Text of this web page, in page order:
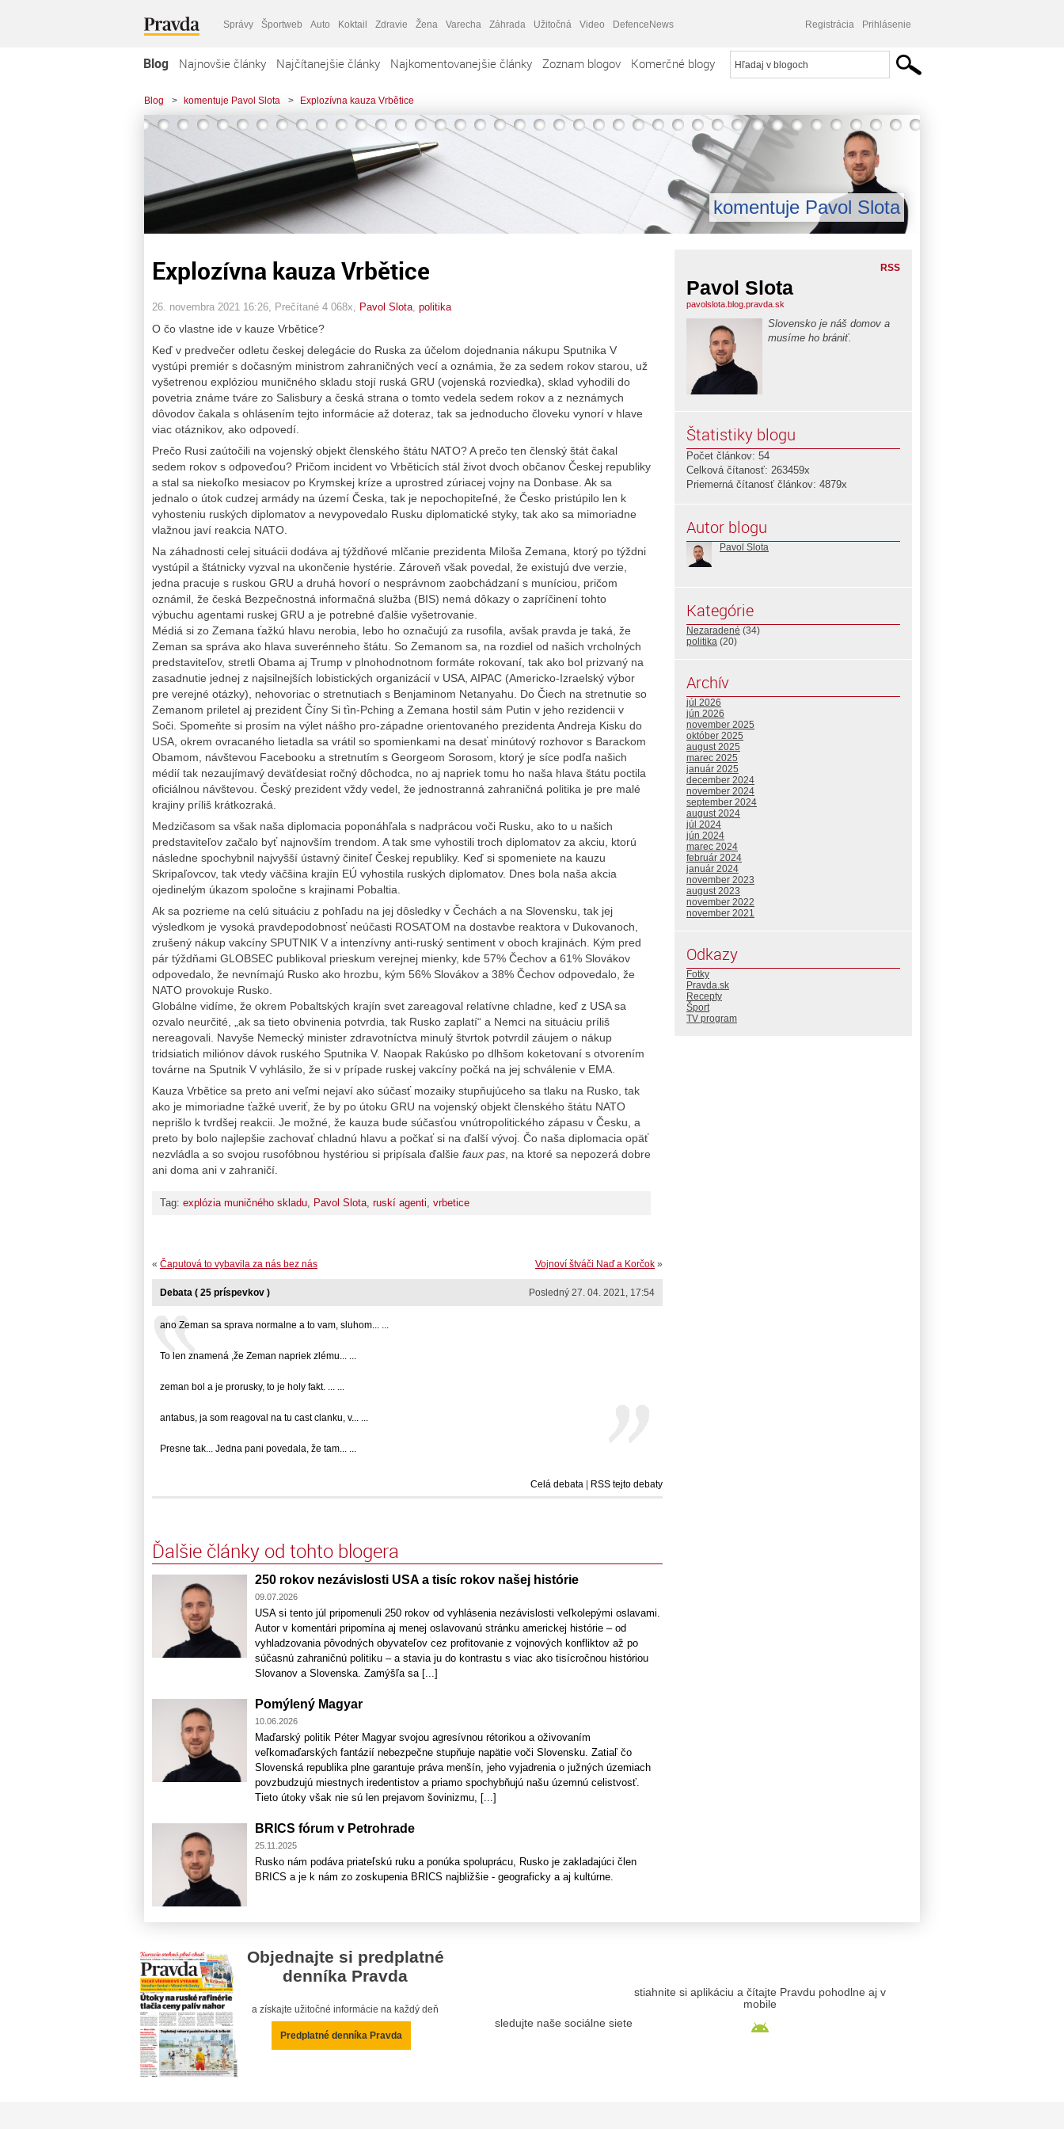
Správy Športweb Auto Koktail Zdravie Žena Varecha Záhrada Užitočná Video DefenceNews Registrácia Prihlásenie
Blog Najnovšie články Najčítanejšie články Najkomentovanejšie články Zoznam blogov Komerčné blogy
Blog > komentuje Pavol Slota > Explozívna kauza Vrbětice
komentuje Pavol Slota
Explozívna kauza Vrbětice
26. novembra 2021 16:26 , Prečítané 4 068x, Pavol Slota politika
O čo vlastne ide v kauze Vrbětice?
Keď v predvečer odletu českej delegácie do Ruska za účelom dojednania nákupu Sputnika V
vystúpi premiér s dočasným ministrom zahraničných vecí a oznámia, že za sedem rokov starou, už
vyšetrenou explóziou muničného skladu stojí ruská GRU (vojenská rozviedka), sklad vyhodili do
povetria známe tváre zo Salisbury a česká strana o tomto vedela sedem rokov a z neznámych
dôvodov čakala s ohlásením tejto informácie až doteraz, tak sa jednoducho človeku vynorí v hlave
viac otáznikov, ako odpovedí.
Prečo Rusi zaútočili na vojenský objekt členského štátu NATO? A prečo ten členský štát čakal
sedem rokov s odpoveďou? Pričom incident vo Vrběticích stál život dvoch občanov Českej republiky
a stal sa niekoľko mesiacov po Krymskej kríze a uprostred zúriacej vojny na Donbase. Ak sa
jednalo o útok cudzej armády na území Česka, tak je nepochopiteľné, že Česko pristúpilo len k
vyhosteniu ruských diplomatov a nevypovedalo Rusku diplomatické styky, tak ako sa mimoriadne
vlažnou javí reakcia NATO.
Na záhadnosti celej situácii dodáva aj týždňové mlčanie prezidenta Miloša Zemana, ktorý po týždni
vystúpil a štátnicky vyzval na ukončenie hystérie. Zároveň však povedal, že existujú dve verzie,
jedna pracuje s ruskou GRU a druhá hovorí o nesprávnom zaobchádzaní s muníciou, pričom
oznámil, že česká Bezpečnostná informačná služba (BIS) nemá dôkazy o zapríčinení tohto
výbuchu agentami ruskej GRU a je potrebné ďalšie vyšetrovanie.
Médiá si zo Zemana ťažkú hlavu nerobia, lebo ho označujú za rusofila, avšak pravda je taká, že
Zeman sa správa ako hlava suverénneho štátu. So Zemanom sa, na rozdiel od našich vrcholných
predstaviteľov, stretli Obama aj Trump v plnohodnotnom formáte rokovaní, tak ako bol prizvaný na
zasadnutie jednej z najsilnejších lobistických organizácií v USA, AIPAC (Americko-Izraelský výbor
pre verejné otázky), nehovoriac o stretnutiach s Benjaminom Netanyahu. Do Čiech na stretnutie so
Zemanom priletel aj prezident Číny Si ťin-Pching a Zemana hostil sám Putin v jeho rezidencii v
Soči. Spomeňte si prosím na výlet nášho pro-západne orientovaného prezidenta Andreja Kisku do
USA, okrem ovracaného lietadla sa vrátil so spomienkami na desať minútový rozhovor s Barackom
Obamom, návštevou Facebooku a stretnutím s Georgeom Sorosom, ktorý je síce podľa našich
médií tak nezaujímavý deväťdesiat ročný dôchodca, no aj napriek tomu ho naša hlava štátu poctila
oficiálnou návštevou. Český prezident vždy vedel, že jednostranná zahraničná politika je pre malé
krajiny príliš krátkozraká.
Medzičasom sa však naša diplomacia poponáhľala s nadprácou voči Rusku, ako to u našich
predstaviteľov začalo byť najnovším trendom. A tak sme vyhostili troch diplomatov za akciu, ktorú
následne spochybnil najvyšší ústavný činiteľ Českej republiky. Keď si spomeniete na kauzu
Skripaľovcov, tak vtedy väčšina krajín EÚ vyhostila ruských diplomatov. Dnes bola naša akcia
ojedinelým úkazom spoločne s krajinami Pobaltia.
Ak sa pozrieme na celú situáciu z pohľadu na jej dôsledky v Čechách a na Slovensku, tak jej
výsledkom je vysoká pravdepodobnosť neúčasti ROSATOM na dostavbe reaktora v Dukovanoch,
zrušený nákup vakcíny SPUTNIK V a intenzívny anti-ruský sentiment v oboch krajinách. Kým pred
pár týždňami GLOBSEC publikoval prieskum verejnej mienky, kde 57% Čechov a 61% Slovákov
odpovedalo, že nevnímajú Rusko ako hrozbu, kým 56% Slovákov a 38% Čechov odpovedalo, že
NATO provokuje Rusko.
Globálne vidíme, že okrem Pobaltských krajín svet zareagoval relatívne chladne, keď z USA sa
ozvalo neurčité, „ak sa tieto obvinenia potvrdia, tak Rusko zaplatí“ a Nemci na situáciu príliš
nereagovali. Navyše Nemecký minister zdravotníctva minulý štvrtok potvrdil záujem o nákup
tridsiatich miliónov dávok ruského Sputnika V. Naopak Rakúsko po dlhšom koketovaní s otvorením
továrne na Sputnik V vyhlásilo, že si v prípade ruskej vakcíny počká na jej schválenie v EMA.
Kauza Vrbětice sa preto ani veľmi nejaví ako súčasť mozaiky stupňujúceho sa tlaku na Rusko, tak
ako je mimoriadne ťažké uveriť, že by po útoku GRU na vojenský objekt členského štátu NATO
neprišlo k tvrdšej reakcii. Je možné, že kauza bude súčasťou vnútropolitického zápasu v Česku, a
preto by bolo najlepšie zachovať chladnú hlavu a počkať si na ďalší vývoj. Čo naša diplomacia opäť
nezvládla a so svojou rusofóbnou hystériou si pripísala ďalšie faux pas, na ktoré sa nepozerá dobre
ani doma ani v zahraničí.
Tag: explózia muničného skladu, Pavol Slota, ruskí agenti, vrbetice
Vojnoví štváči Naď a Korčok »
« Čaputová to vybavila za nás bez nás
Posledný 27. 04. 2021, 17:54
Debata ( 25 príspevkov )
ano Zeman sa sprava normalne a to vam, sluhom... ...
To len znamená ,že Zeman napriek zlému... ...
zeman bol a je prorusky, to je holy fakt. ... ...
antabus, ja som reagoval na tu cast clanku, v... ...
Presne tak... Jedna pani povedala, že tam... ...
Celá debata RSS tejto debaty
Ďalšie články od tohto blogera
250 rokov nezávislosti USA a tisíc rokov našej histórie
09.07.2026
USA si tento júl pripomenuli 250 rokov od vyhlásenia nezávislosti veľkolepými oslavami.
Autor v komentári pripomína aj menej oslavovanú stránku americkej histórie – od
vyhladzovania pôvodných obyvateľov cez profitovanie z vojnových konfliktov až po
súčasnú zahraničnú politiku – a stavia ju do kontrastu s viac ako tisícročnou históriou
Slovanov a Slovenska. Zamýšľa sa [...]
Pomýlený Magyar
10.06.2026
Maďarský politik Péter Magyar svojou agresívnou rétorikou a oživovaním
veľkomaďarských fantázií nebezpečne stupňuje napätie voči Slovensku. Zatiaľ čo
Slovenská republika plne garantuje práva menšín, jeho vyjadrenia o južných územiach
povzbudzujú miestnych iredentistov a priamo spochybňujú našu územnú celistvosť.
Tieto útoky však nie sú len prejavom šovinizmu, [...]
BRICS fórum v Petrohrade
25.11.2025
Rusko nám podáva priateľskú ruku a ponúka spoluprácu, Rusko je zakladajúci člen
BRICS a je k nám zo zoskupenia BRICS najbližšie - geograficky a aj kultúrne.
RSS
Pavol Slota
pavolslota.blog.pravda.sk
Slovensko je náš domov a
musíme ho brániť.
Štatistiky blogu
Počet článkov: 54
Celková čítanosť: 263459x
Priemerná čítanosť článkov: 4879x
Autor blogu
Pavol Slota
Kategórie
Nezaradené (34)
politika (20)
Archív
júl 2026
jún 2026
november 2025
október 2025
august 2025
marec 2025
január 2025
december 2024
november 2024
september 2024
august 2024
júl 2024
jún 2024
marec 2024
február 2024
január 2024
november 2023
august 2023
november 2022
november 2021
Odkazy
Fotky
Pravda.sk
Recepty
Šport
TV program
Objednajte si predplatné
denníka Pravda
a získajte užitočné informácie na každý deň
Predplatné denníka Pravda
sledujte naše sociálne siete
stiahnite si aplikáciu a čítajte Pravdu pohodlne aj v
mobile